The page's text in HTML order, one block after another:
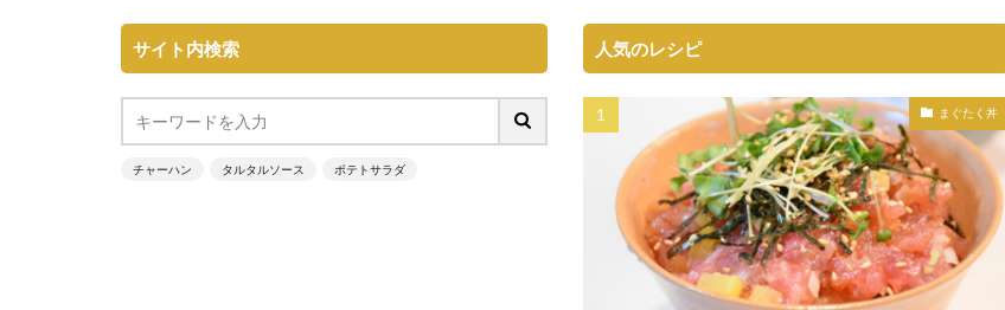
サイト内検索
チャーハン タルタルソース ポテトサラダ
人気のレシピ
まぐたく丼